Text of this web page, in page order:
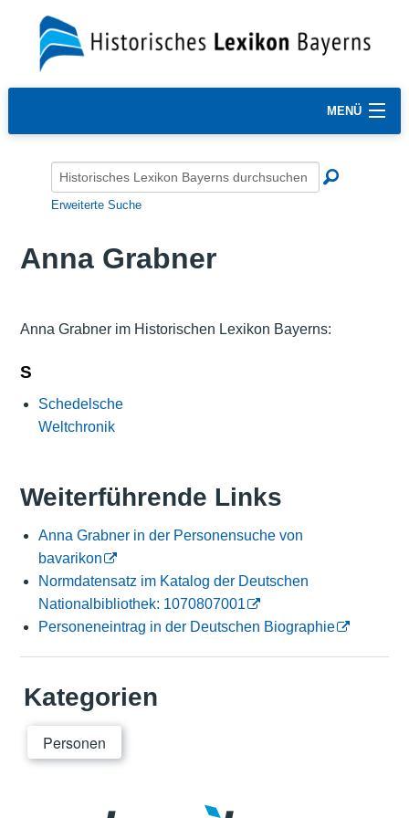
MENÜ
Erweiterte Suche
Anna Grabner
Anna Grabner im Historischen Lexikon Bayerns:
S
Schedelsche
Weltchronik
Weiterführende Links
Anna Grabner in der Personensuche von
bavarikon
Normdatensatz im Katalog der Deutschen
Nationalbibliothek: 1070807001
Personeneintrag in der Deutschen Biographie
Kategorien
Personen